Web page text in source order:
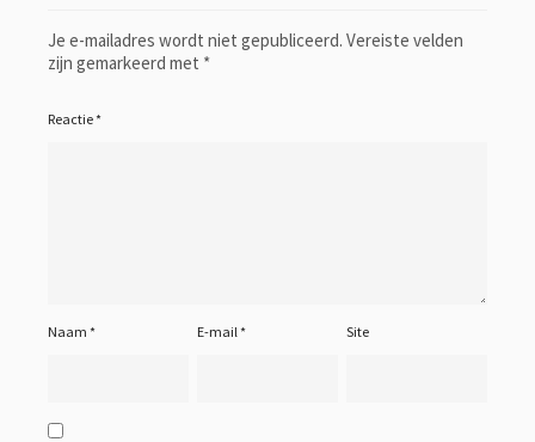
Je e-mailadres wordt niet gepubliceerd. Vereiste velden
zijn gemarkeerd met *
Reactie*
Naam * E-mail* Site